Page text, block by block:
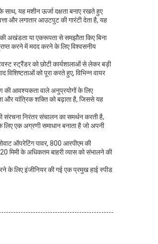
साथ, यह मशीन ऊर्जा दक्षता बनाए रखते हुए
और लगातार आउटपुट की गारंटी देता है, यह
अखंडता या एकरूपता से समझौता किए बिना
करने में मदद करने के लिए विश्वसनीय
स्ट्रैंडर को छोटी कार्यशालाओं से लेकर बड़ी
को पूरा करते हुए, विभिन्न वायर
की आवश्यकता वाले अनुप्रयोगों के लिए
और यांत्रिक शक्ति को बढ़ाता है, जिससे यह
संरचना निरंतर संचालन का समर्थन करती है,
लिए एक अग्रणी समाधान बनाता है जो अपनी
ऑपरेटिंग पावर, 800 आरपीएम की
मिमी के अधिकतम बाहरी व्यास को संभालने की
के लिए इंजीनियर की गई एक प्रमुख हाई स्पीड